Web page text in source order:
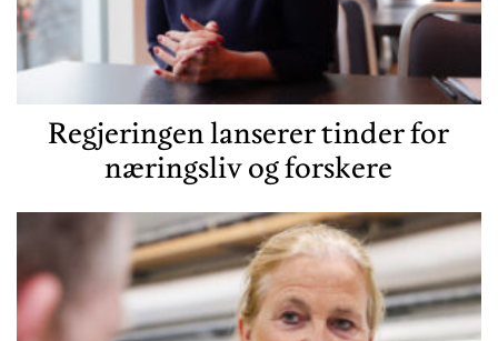
Regjeringen lanserer tinder for
næringsliv og forskere